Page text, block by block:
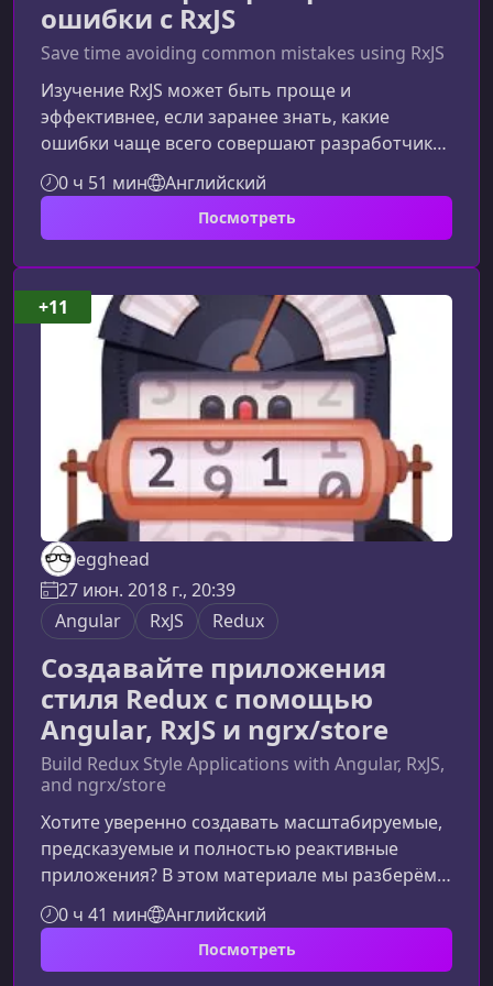
ошибки с RxJS
Save time avoiding common mistakes using RxJS
Изучение RxJS может быть проще и
эффективнее, если заранее знать, какие
ошибки чаще всего совершают разработчики.
В этом материале мы разберем ключевые
проблемы, связанные с Subject, подписками и
неправильными паттернами, а также покажем
только Observables и мощные операторы
RxJS.Почему важно избегать типичных ошибок
RxJSRxJS предоставляет большую гибкость, но
неправильное использование может привести
0 ч 51 мин Английский
Посмотреть
egghead
27 июн. 2018 г., 20:39
Angular
RxJS Redux
Создавайте приложения
стиля Redux с помощью
Angular, RxJS и ngrx/store
Build Redux Style Applications with Angular, RxJS,
and ngrx/store
Хотите уверенно создавать масштабируемые,
предсказуемые и полностью реактивные
приложения? В этом материале мы разберём,
как курс поможет вам овладеть связкой
Angular + RxJS + ngrx/store и применять
принципы Redux-подхода в реальных
0 ч 41 мин Английский
Посмотреть
+11